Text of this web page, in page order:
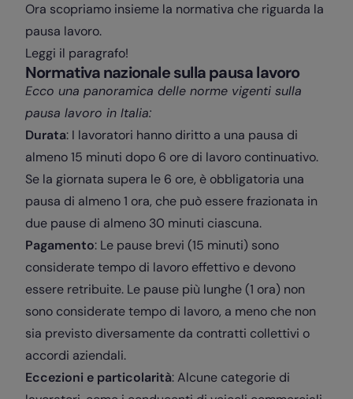
Ora scopriamo insieme la normativa che riguarda la
pausa lavoro.
Leggi il paragrafo!
Normativa nazionale sulla pausa lavoro
Ecco una panoramica delle norme vigenti sulla
pausa lavoro in Italia:
Durata: I lavoratori hanno diritto a una pausa di
almeno 15 minuti dopo 6 ore di lavoro continuativo.
Se la giornata supera le 6 ore, è obbligatoria una
pausa di almeno 1 ora, che può essere frazionata in
due pause di almeno 30 minuti ciascuna.
Pagamento: Le pause brevi (15 minuti) sono
considerate tempo di lavoro effettivo e devono
essere retribuite. Le pause più lunghe (1 ora) non
sono considerate tempo di lavoro, a meno che non
sia previsto diversamente da contratti collettivi o
accordi aziendali.
Eccezioni e particolarità: Alcune categorie di